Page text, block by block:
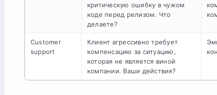
критическую ошибку в чужом
коде перед релизом. Что
делаете?
Customer
support
Клиент агрессивно требует
компенсацию за ситуацию,
которая не является виной
компании. Ваши действия?